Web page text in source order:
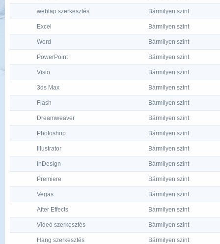
weblap szerkesztés Bármilyen szint
Excel Bármilyen szint
Word Bármilyen szint
PowerPoint Bármilyen szint
Visio Bármilyen szint
3ds Max Bármilyen szint
Flash Bármilyen szint
Dreamweaver Bármilyen szint
Photoshop Bármilyen szint
Illustrator Bármilyen szint
InDesign Bármilyen szint
Premiere Bármilyen szint
Vegas Bármilyen szint
After Effects Bármilyen szint
Videó szerkesztés Bármilyen szint
Hang szerkesztés Bármilyen szint